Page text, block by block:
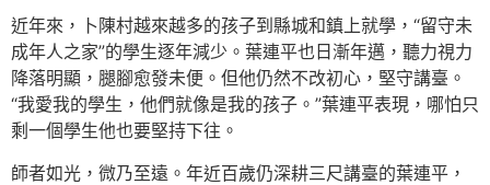
近年來，卜陳村越來越多的孩子到縣城和鎮上就學，“留守未
成年人之家”的學生逐年減少。葉連平也日漸年邁，聽力視力
降落明顯，腿腳愈發未便。但他仍然不改初心，堅守講臺。
“我愛我的學生，他們就像是我的孩子。”葉連平表現，哪怕只
剩一個學生他也要堅持下往。
師者如光，微乃至遠。年近百歲仍深耕三尺講臺的葉連平，